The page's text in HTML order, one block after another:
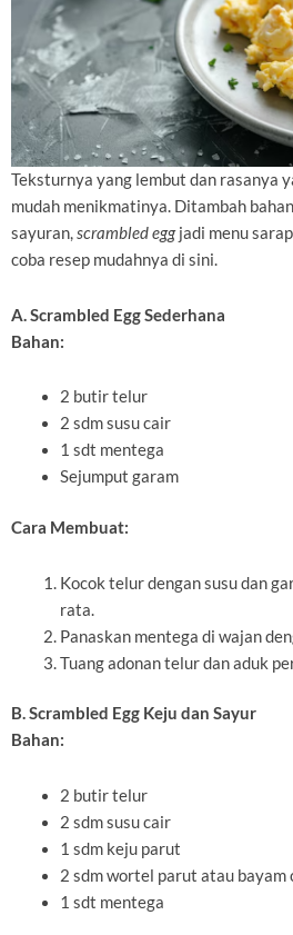
Teksturnya yang lembut dan rasanya
mudah menikmatinya. Ditambah
sayuran,scrambled eggjadi menu
coba resep mudahnya di sini.
A. Scrambled Egg Sederhana
Bahan:
2 butir telur
2 sdm susu cair
1 sdt mentega
Sejumput garam
Cara Membuat:
Kocok telur dengan susu dan
rata.
Panaskan mentega di wajan
Tuang adonan telur dan aduk
B. Scrambled Egg Keju dan Sayur
Bahan:
2 butir telur
2 sdm susu cair
1 sdm keju parut
2 sdm wortel parut atau bayam
1 sdt mentega